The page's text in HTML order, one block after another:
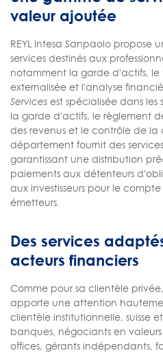
valeur ajoutée
REYL Intesa Sanpaolo
services destinés aux
notamment la garde d'actifs,
externalisée et l'analyse
Services est spécialisée dans
la garde d'actifs, le règlement
des revenus et le contrôle de la
département fournit des
garantissant une distribution
paiements aux détenteurs
aux investisseurs pour le
émetteurs.
Des services
acteurs financiers
Comme pour sa clientèle
apporte une attention
clientèle institutionnelle, suisse
banques, négociants en
offices, gérants indépendants,